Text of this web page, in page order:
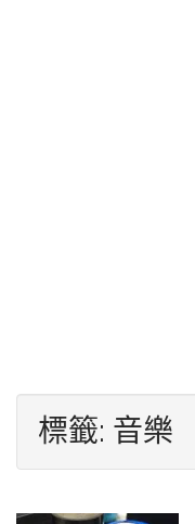
標籤: 音樂